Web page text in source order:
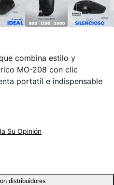
combina estilo y
MO-208 con clic
portatil e indispensable
Su Opinión
distribuidores